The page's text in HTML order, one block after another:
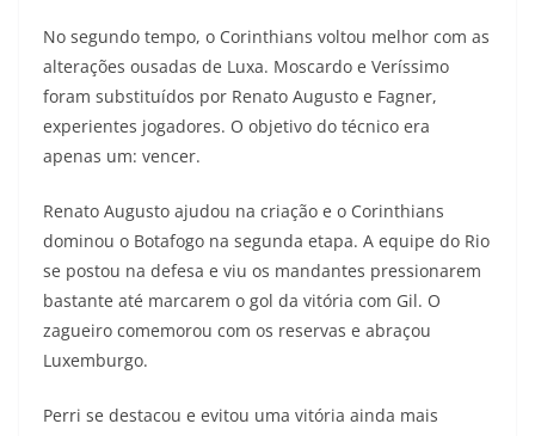
No segundo tempo, o Corinthians voltou melhor com as
alterações ousadas de Luxa. Moscardo e Veríssimo
foram substituídos por Renato Augusto e Fagner,
experientes jogadores. O objetivo do técnico era
apenas um: vencer.
Renato Augusto ajudou na criação e o Corinthians
dominou o Botafogo na segunda etapa. A equipe do Rio
se postou na defesa e viu os mandantes pressionarem
bastante até marcarem o gol da vitória com Gil. O
zagueiro comemorou com os reservas e abraçou
Luxemburgo.
Perri se destacou e evitou uma vitória ainda mais